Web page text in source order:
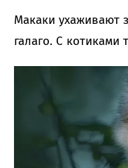
Макаки ухаживают
галаго. С котиками